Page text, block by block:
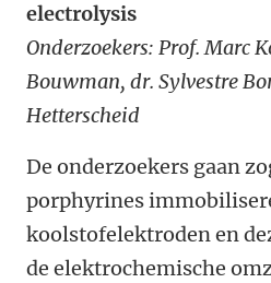
electrolysis
Onderzoekers: Prof. Marc
Bouwman, dr. Sylvestre
Hetterscheid
De onderzoekers gaan
porphyrines
koolstofelektroden en
de elektrochemische